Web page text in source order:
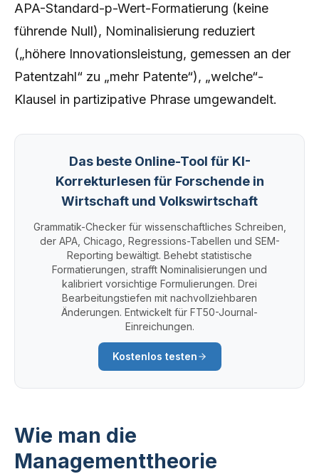
APA-Standard-p-Wert-Formatierung (keine
führende Null), Nominalisierung reduziert
(„höhere Innovationsleistung, gemessen an der
Patentzahl“ zu „mehr Patente“), „welche“-
Klausel in partizipative Phrase umgewandelt.
Das beste Online-Tool für KI-
Korrekturlesen für Forschende in
Wirtschaft und Volkswirtschaft
Grammatik-Checker für wissenschaftliches Schreiben,
der APA, Chicago, Regressions-Tabellen und SEM-
Reporting bewältigt. Behebt statistische
Formatierungen, strafft Nominalisierungen und
kalibriert vorsichtige Formulierungen. Drei
Bearbeitungstiefen mit nachvollziehbaren
Änderungen. Entwickelt für FT50-Journal-
Einreichungen.
Kostenlos testen
Wie man die
Managementtheorie